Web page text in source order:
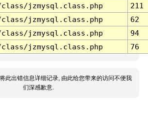
jzmysql.class.php
211
jzmysql.class.php
62
jzmysql.class.php
94
jzmysql.class.php 76
此出错信息详细记录, 由此给您带来的访问不便我
们深感歉意.